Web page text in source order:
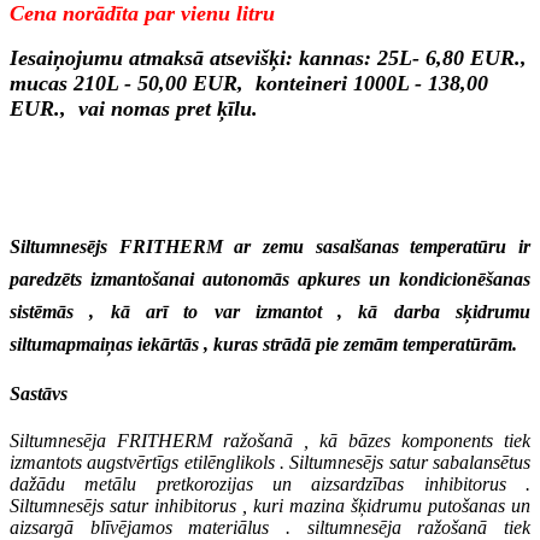
Cena norādīta par vienu litru
Iesaiņojumu atmaksā atsevišķi: kannas: 25L- 6,80 EUR.,
mucas 210L - 50,00 EUR, konteineri 1000L - 138,00
EUR., vai nomas pret ķīlu.
Siltumnesējs FRITHERM ar zemu sasalšanas temperatūru ir
paredzēts izmantošanai autonomās apkures un kondicionēšanas
sistēmās , kā arī to var izmantot , kā darba sķidrumu
siltumapmaiņas iekārtās , kuras strādā pie zemām temperatūrām.
Sastāvs
Siltumnesēja FRITHERM ražošanā , kā bāzes komponents tiek
izmantots augstvērtīgs etilēnglikols . Siltumnesējs satur sabalansētus
dažādu metālu pretkorozijas un aizsardzības inhibitorus .
Siltumnesējs satur inhibitorus , kuri mazina šķidrumu putošanas un
aizsargā blīvējamos materiālus . siltumnesēja ražošanā tiek